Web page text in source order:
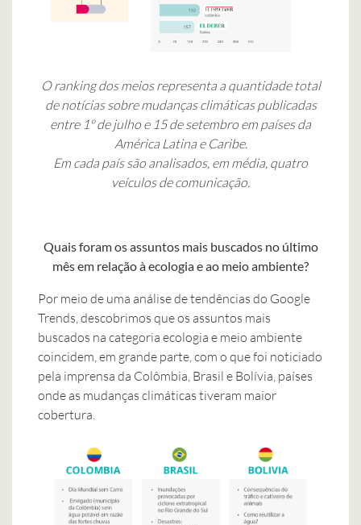
O ranking dos meios representa a quantidade total
de notícias sobre mudanças climáticas publicadas
entre 1º de julho e 15 de setembro em países da
América Latina e Caribe.
Em cada país são analisados, em média, quatro
veículos de comunicação.
Quais foram os assuntos mais buscados no último
mês em relação à ecologia e ao meio ambiente?
Por meio de uma análise de tendências do Google
Trends, descobrimos que os assuntos mais
buscados ​​na categoria ecologia e meio ambiente
coincidem, em grande parte, com o que foi noticiado
pela imprensa da Colômbia, Brasil e Bolívia, países
onde as mudanças climáticas tiveram maior
cobertura.